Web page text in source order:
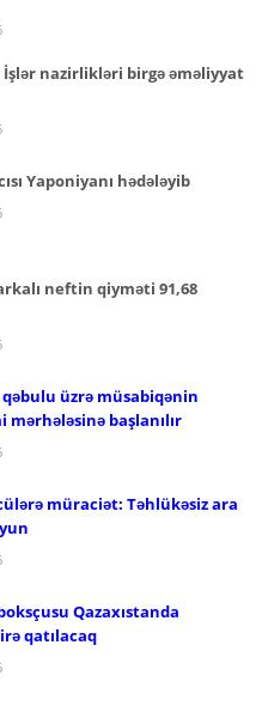
nazirlikləri birgə əməliyyat
Yaponiyanı hədələyib
neftin qiyməti 91,68
üzrə müsabiqənin
mərhələsinə başlanılır
müraciət: Təhlükəsiz ara
Qazaxıstanda
qatılacaq